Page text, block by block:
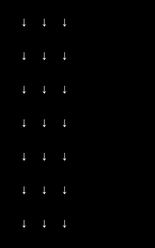
↓ ↓ ↓
↓ ↓ ↓
↓ ↓ ↓
↓ ↓ ↓
↓ ↓ ↓
↓ ↓ ↓
↓ ↓ ↓